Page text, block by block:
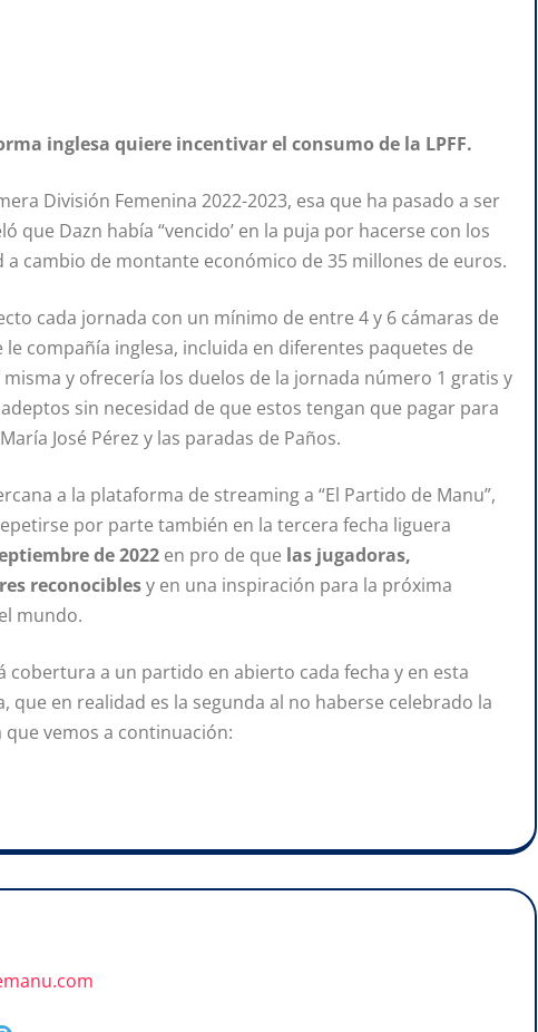
inglesa quiere incentivar el consumo de la LPFF.
División Femenina 2022-2023, esa que ha pasado a ser
que Dazn había “vencido’ en la puja por hacerse con los
cambio de montante económico de 35 millones de euros.
cada jornada con un mínimo de entre 4 y 6 cámaras de
compañía inglesa, incluida en diferentes paquetes de
y ofrecería los duelos de la jornada número 1 gratis y
sin necesidad de que estos tengan que pagar para
José Pérez y las paradas de Paños.
a la plataforma de streaming a “El Partido de Manu”,
por parte también en la tercera fecha liguera
de 2022 en pro de que las jugadoras,
reconociblesy en una inspiración para la próxima
mundo.
a un partido en abierto cada fecha y en esta
en realidad es la segunda al no haberse celebrado la
que vemos a continuación: